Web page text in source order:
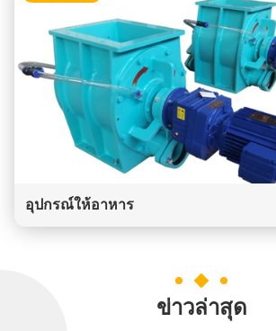
อุปกรณ์ให้อาหาร
ข่าวล่าสุด